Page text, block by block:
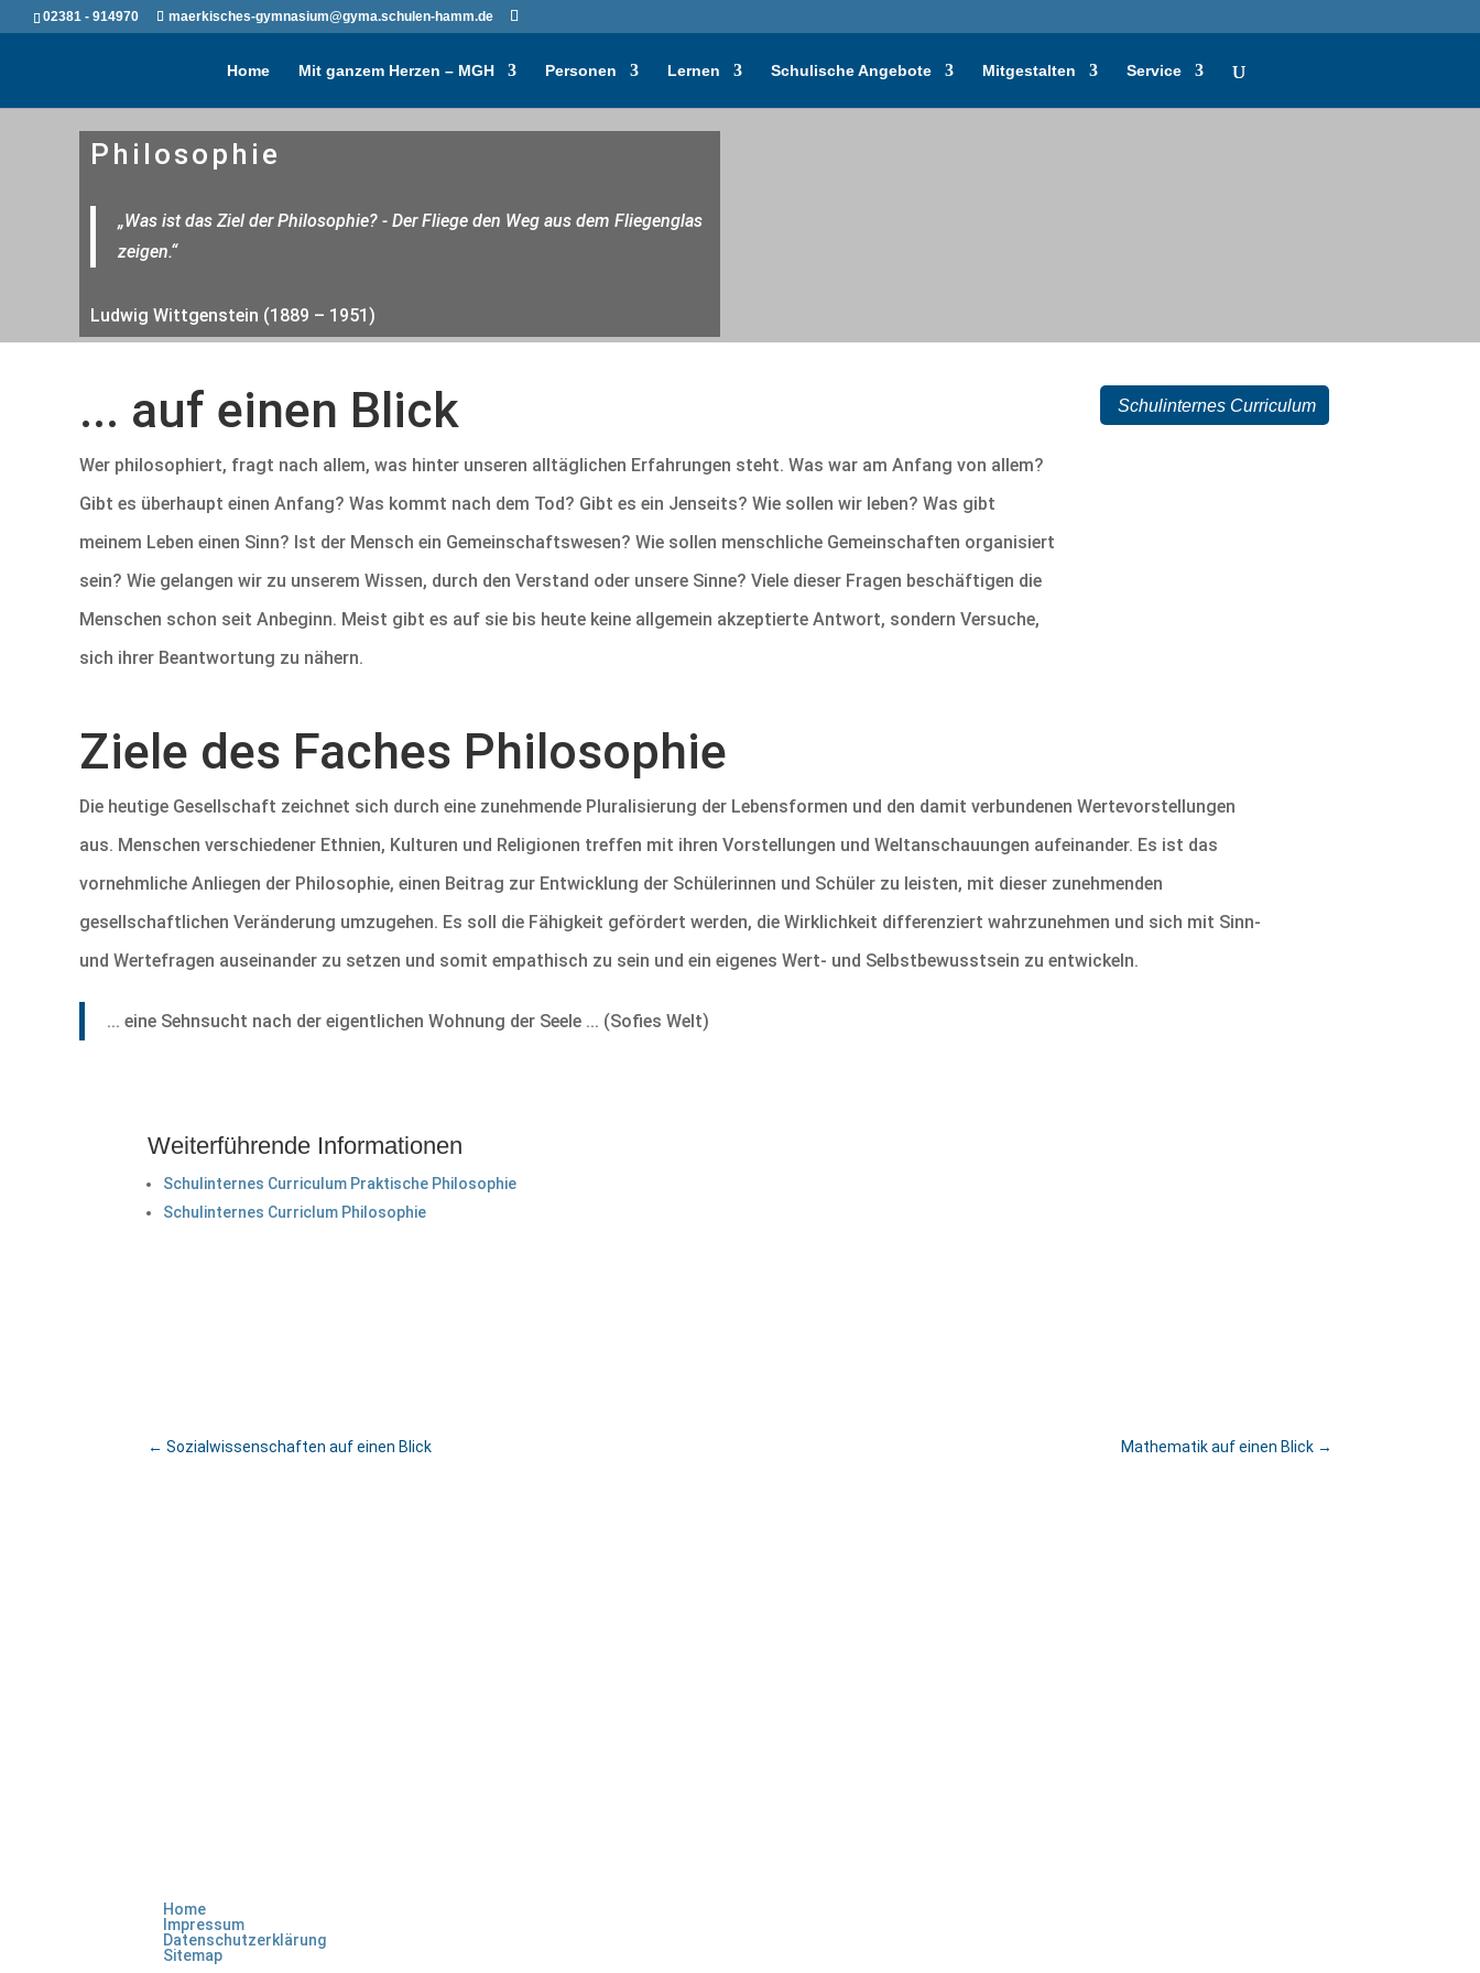
02381 - 914970 maerkisches-gymnasium@gyma.schulen-hamm.de
Home Mit ganzem Herzen – MGH Personen Lernen Schulische Angebote Mitgestalten Service
Philosophie
„Was ist das Ziel der Philosophie? - Der Fliege den Weg aus dem Fliegenglas
zeigen.“
Ludwig Wittgenstein (1889 – 1951)
... auf einen Blick
Wer philosophiert, fragt nach allem, was hinter unseren alltäglichen Erfahrungen steht. Was war am Anfang von allem?
Gibt es überhaupt einen Anfang? Was kommt nach dem Tod? Gibt es ein Jenseits? Wie sollen wir leben? Was gibt
meinem Leben einen Sinn? Ist der Mensch ein Gemeinschaftswesen? Wie sollen menschliche Gemeinschaften organisiert
sein? Wie gelangen wir zu unserem Wissen, durch den Verstand oder unsere Sinne? Viele dieser Fragen beschäftigen die
Menschen schon seit Anbeginn. Meist gibt es auf sie bis heute keine allgemein akzeptierte Antwort, sondern Versuche,
sich ihrer Beantwortung zu nähern.
Schulinternes Curriculum
Ziele des Faches Philosophie
Die heutige Gesellschaft zeichnet sich durch eine zunehmende Pluralisierung der Lebensformen und den damit verbundenen Wertevorstellungen
aus. Menschen verschiedener Ethnien, Kulturen und Religionen treffen mit ihren Vorstellungen und Weltanschauungen aufeinander. Es ist das
vornehmliche Anliegen der Philosophie, einen Beitrag zur Entwicklung der Schülerinnen und Schüler zu leisten, mit dieser zunehmenden
gesellschaftlichen Veränderung umzugehen. Es soll die Fähigkeit gefördert werden, die Wirklichkeit differenziert wahrzunehmen und sich mit Sinn-
und Wertefragen auseinander zu setzen und somit empathisch zu sein und ein eigenes Wert- und Selbstbewusstsein zu entwickeln.
... eine Sehnsucht nach der eigentlichen Wohnung der Seele ... (Sofies Welt)
Weiterführende Informationen
Schulinternes Curriculum Praktische Philosophie
Schulinternes Curriclum Philosophie
←Sozialwissenschaften auf einen Blick Mathematik auf einen Blick→
Home
Impressum
Datenschutzerklärung
Sitemap